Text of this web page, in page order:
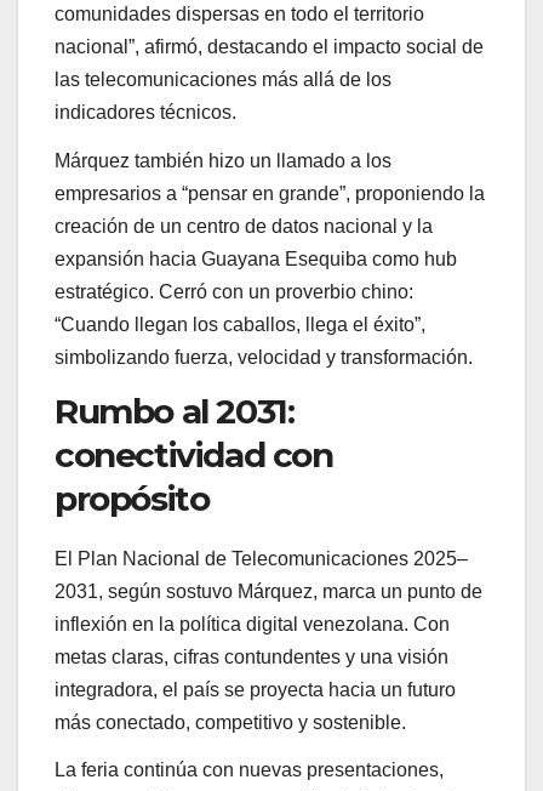
comunidades dispersas en todo el territorio
nacional”, afirmó, destacando el impacto social de
las telecomunicaciones más allá de los
indicadores técnicos.
Márquez también hizo un llamado a los
empresarios a “pensar en grande”, proponiendo la
creación de un centro de datos nacional y la
expansión hacia Guayana Esequiba como hub
estratégico. Cerró con un proverbio chino:
“Cuando llegan los caballos, llega el éxito”,
simbolizando fuerza, velocidad y transformación.
Rumbo al 2031:
conectividad con
propósito
El Plan Nacional de Telecomunicaciones 2025–
2031, según sostuvo Márquez, marca un punto de
inflexión en la política digital venezolana. Con
metas claras, cifras contundentes y una visión
integradora, el país se proyecta hacia un futuro
más conectado, competitivo y sostenible.
La feria continúa con nuevas presentaciones,